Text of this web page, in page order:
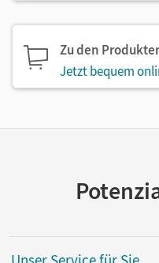
Zu den
Jetzt bequem